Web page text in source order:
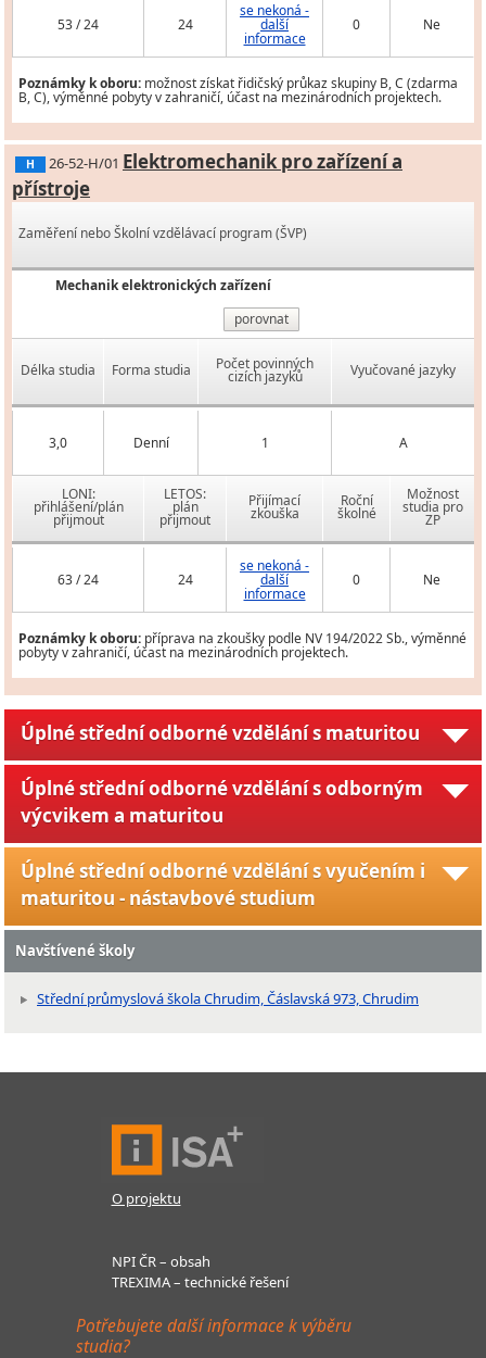
53 / 24 24
se nekoná -
další
informace
0 Ne
Poznámky k oboru: možnost získat řidičský průkaz skupiny B, C (zdarma
B, C), výměnné pobyty v zahraničí, účast na mezinárodních projektech.
H 26-52-H/01 Elektromechanik pro zařízení a
přístroje
Zaměření nebo Školní vzdělávací program (ŠVP)
Mechanik elektronických zařízení
porovnat
Délka studia Forma studia Počet povinných
cizích jazyků Vyučované jazyky
3,0 Denní 1 A
LONI:
přihlášení/plán
přijmout
LETOS:
plán
přijmout
Přijímací
zkouška
Roční
školné
Možnost
studia pro
ZP
63 / 24 24
se nekoná -
další
informace
0 Ne
Poznámky k oboru: příprava na zkoušky podle NV 194/2022 Sb., výměnné
pobyty v zahraničí, účast na mezinárodních projektech.
Úplné střední odborné vzdělání s maturitou
Úplné střední odborné vzdělání s odborným
výcvikem a maturitou
Úplné střední odborné vzdělání s vyučením i
maturitou - nástavbové studium
Navštívené školy
Střední průmyslová škola Chrudim, Čáslavská 973, Chrudim
O projektu
NPI ČR – obsah
TREXIMA – technické řešení
Potřebujete další informace k výběru
studia?